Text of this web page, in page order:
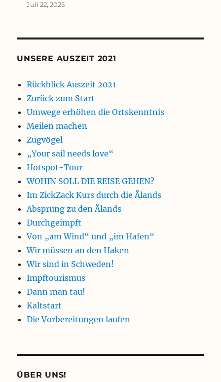
Juli 22, 2025
UNSERE AUSZEIT 2021
Rückblick Auszeit 2021
Zurück zum Start
Umwege erhöhen die Ortskenntnis
Meilen machen
Zugvögel
„Your sail needs love“
Hotspot-Tour
WOHIN SOLL DIE REISE GEHEN?
Im ZickZack Kurs durch die Ålands
Absprung zu den Ålands
Durchgeimpft
Von „am Wind“ und „im Hafen“
Wir müssen an den Haken
Wir sind in Schweden!
Impftourismus
Dann man tau!
Kaltstart
Die Vorbereitungen laufen
ÜBER UNS!